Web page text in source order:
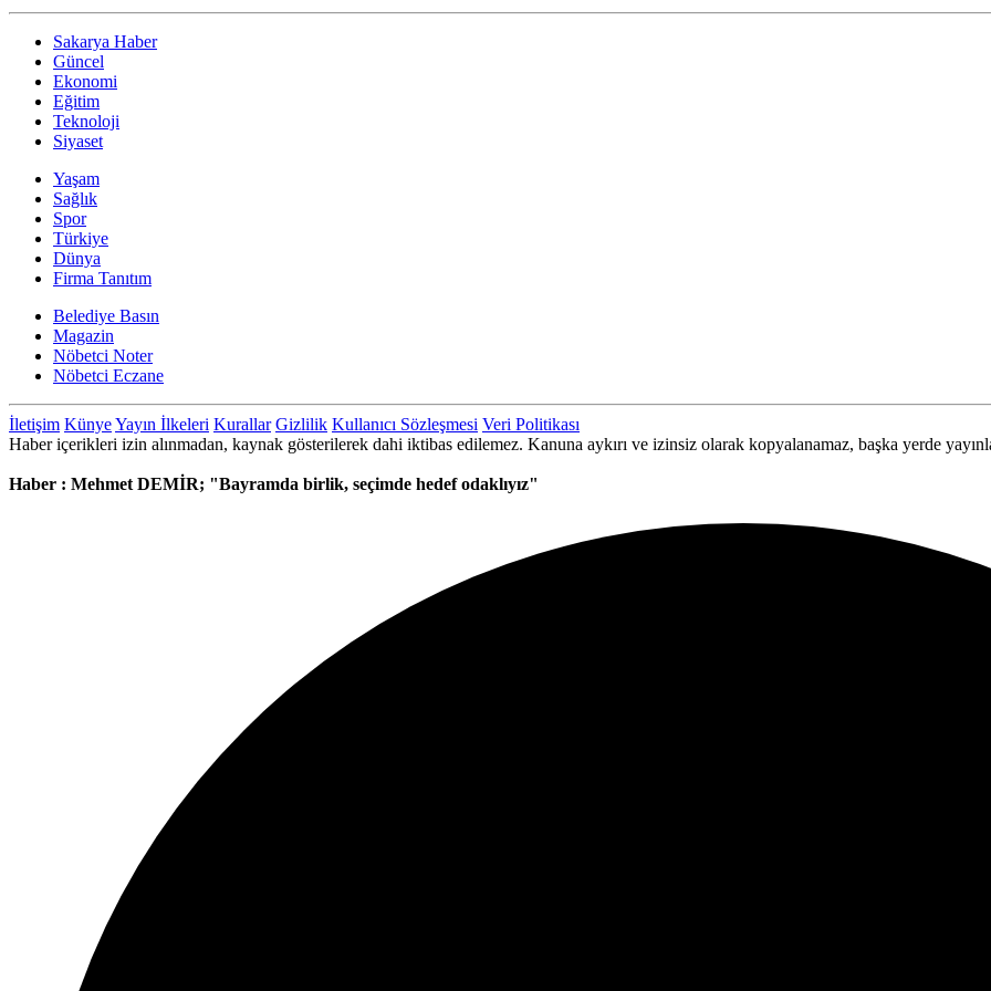
Sakarya Haber
Güncel
Ekonomi
Eğitim
Teknoloji
Siyaset
Yaşam
Sağlık
Spor
Türkiye
Dünya
Firma Tanıtım
Belediye Basın
Magazin
Nöbetci Noter
Nöbetci Eczane
İletişim KünyeYayın İlkeleri Kurallar Gizlilik Kullanıcı Sözleşmesi Veri Politikası
Haber içerikleri izin alınmadan, kaynak gösterilerek dahi iktibas edilemez. Kanuna aykırı ve izinsiz olarak kopyalanamaz, başka yerde
Haber : Mehmet DEMİR; "Bayramda birlik, seçimde hedef odaklıyız"